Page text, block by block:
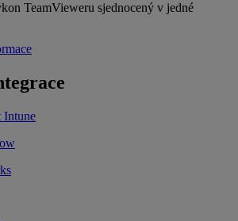
TeamVieweru sjednocený v jedné
Intune